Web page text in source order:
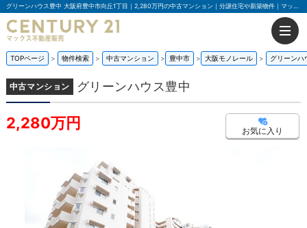
TOPページ 物件検索 中古マンション 豊中市 大阪モノレール グリーンハ
中古マンション グリーンハウス豊中
2,280万円 お気に入り